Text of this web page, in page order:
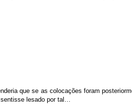
que se as colocações foram
sentisse lesado por tal…